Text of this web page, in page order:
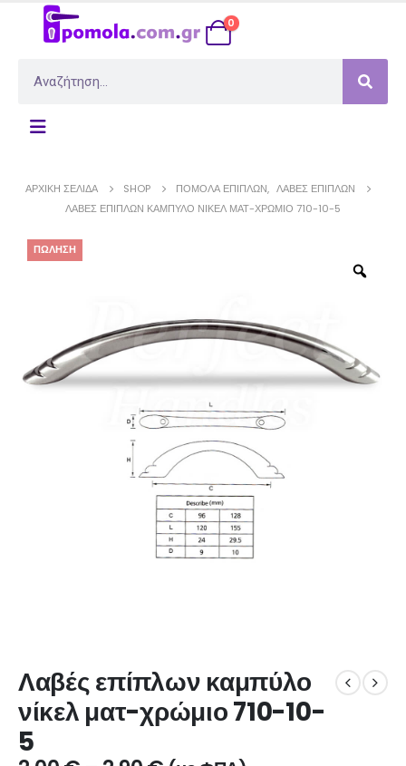
0
ΑΡΧΙΚΉ ΣΕΛΊΔΑ SHOP ΠΌΜΟΛΑ ΕΠΊΠΛΩΝ, ΛΑΒΈΣ ΕΠΊΠΛΩΝ
ΛΑΒΈΣ ΕΠΊΠΛΩΝ ΚΑΜΠΎΛΟ ΝΊΚΕΛ ΜΑΤ-ΧΡΏΜΙΟ 710-10-5
ΠΏΛΗΣΗ
Λαβές επίπλων καμπύλο
νίκελ ματ-χρώμιο 710-10-
5